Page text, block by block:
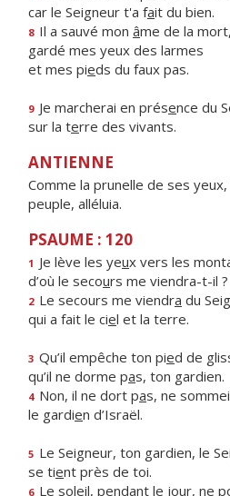
car le Seigneur t'a fait du bien.
8 Il a sauvé mon âme de la
gardé mes yeux des larmes
et mes pieds du faux pas.
9 Je marcherai en présence du
sur la terre des vivants.
ANTIENNE
Comme la prunelle de ses
peuple, alléluia.
PSAUME : 120
1 Je lève les yeux vers les
d’où le secours me viendra-t-il ?
2 Le secours me viendra du
qui a fait le ciel et la terre.
3 Qu’il empêche ton pied de
qu’il ne dorme pas, ton gardien.
4 Non, il ne dort pas, ne
le gardien d’Israël.
5 Le Seigneur, ton gardien, le
se tient près de toi.
6 Le soleil, pendant le jour, ne